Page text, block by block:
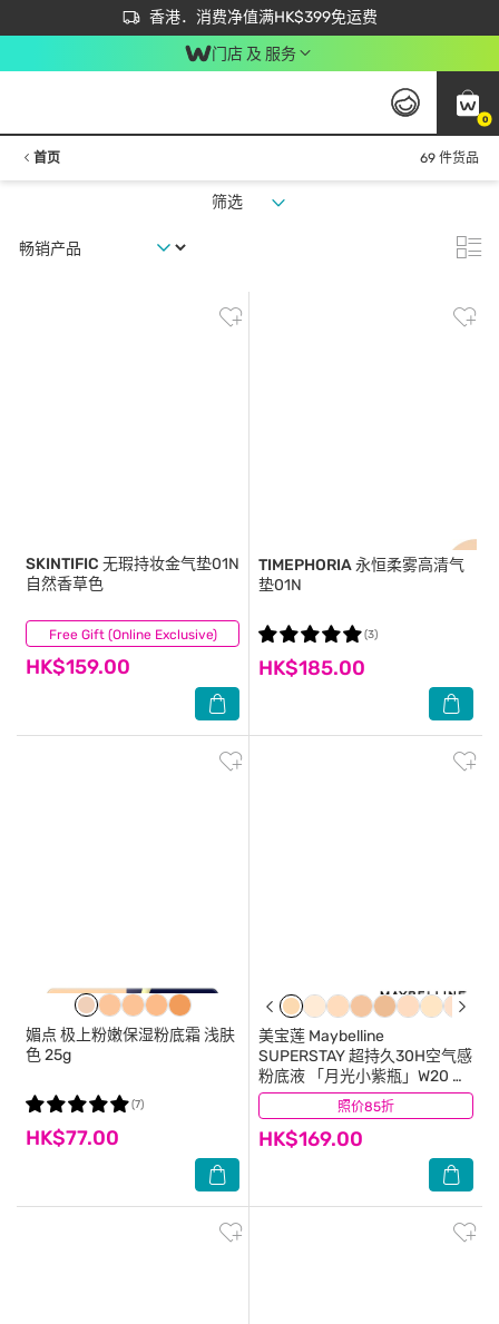
香港．消费净值满HK$399免运费
立即成为易赏钱会员尽享独家优惠
首次APP下单买满$450 输入 NEWAPP 即减$50
门店 及 服务
0
首页 69 件货品
筛选
Free Gift (Online Exclusive)
SKINTIFIC 无瑕持妆金气垫01N
自然香草色
HK$159.00
(3)
TIMEPHORIA永恒柔雾高清气
垫01N
HK$185.00
(3)
媚点 极上粉嫩保湿粉底霜 浅肤
色 25g
HK$77.00
(7) 照价85折
美宝莲 Maybelline
SUPERSTAY 超持久30H空气感
粉底液 「月光小紫瓶」W20 暖
2白 30小时持久之巅 空气感 雾
面微光
HK$169.00
(3)